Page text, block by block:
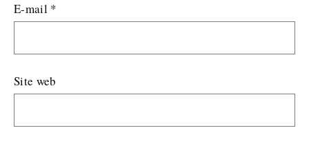
E-mail *
Site web